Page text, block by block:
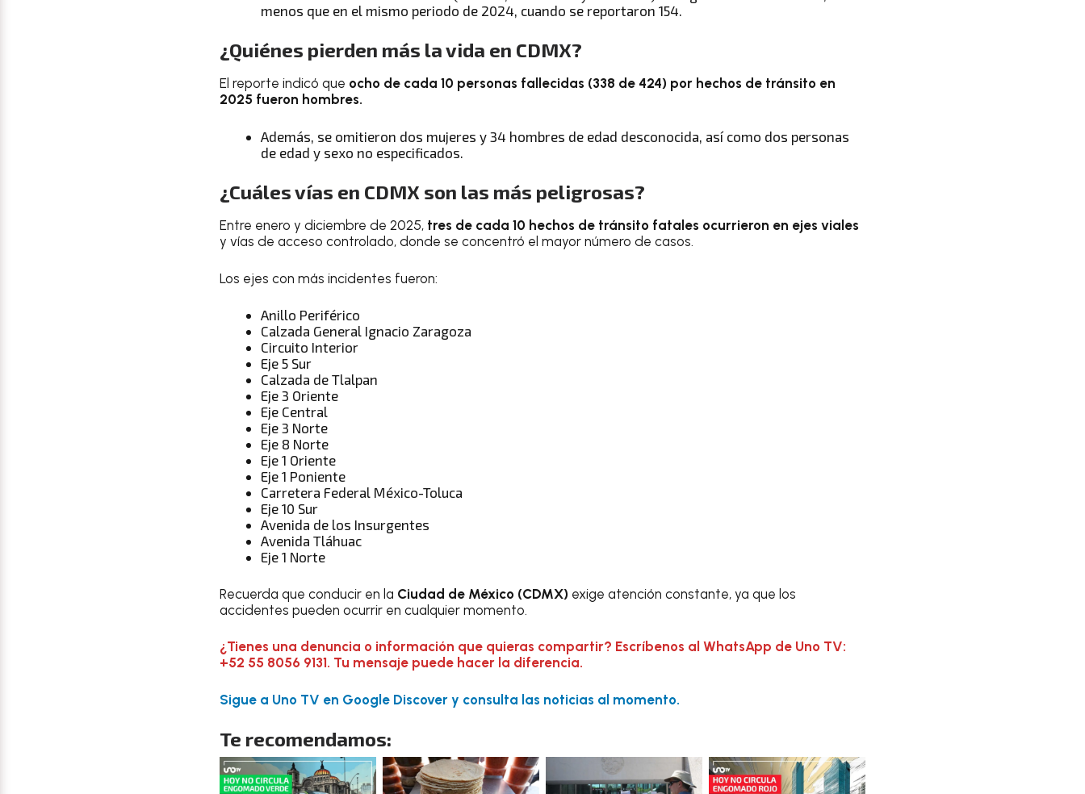
menos que en el mismo periodo de 2024, cuando se reportaron 154.
¿Quiénes pierden más la vida en CDMX?
El reporte indicó que ocho de cada 10 personas fallecidas (338 de 424) por hechos de tránsito en
2025 fueron hombres.
Además, se omitieron dos mujeres y 34 hombres de edad desconocida, así como dos personas
de edad y sexo no especificados.
¿Cuáles vías en CDMX son las más peligrosas?
Entre enero y diciembre de 2025, tres de cada 10 hechos de tránsito fatales ocurrieron en ejes viales
y vías de acceso controlado, donde se concentró el mayor número de casos.
Los ejes con más incidentes fueron:
Anillo Periférico
Calzada General Ignacio Zaragoza
Circuito Interior
Eje 5 Sur
Calzada de Tlalpan
Eje 3 Oriente
Eje Central
Eje 3 Norte
Eje 8 Norte
Eje 1 Oriente
Eje 1 Poniente
Carretera Federal México-Toluca
Eje 10 Sur
Avenida de los Insurgentes
Avenida Tláhuac
Eje 1 Norte
Recuerda que conducir en la Ciudad de México (CDMX) exige atención constante, ya que los
accidentes pueden ocurrir en cualquier momento.
¿Tienes una denuncia o información que quieras compartir? Escríbenos al WhatsApp de Uno TV:
+52 55 8056 9131. Tu mensaje puede hacer la diferencia.
Sigue a Uno TV en Google Discover y consulta las noticias al momento.
Te recomendamos: